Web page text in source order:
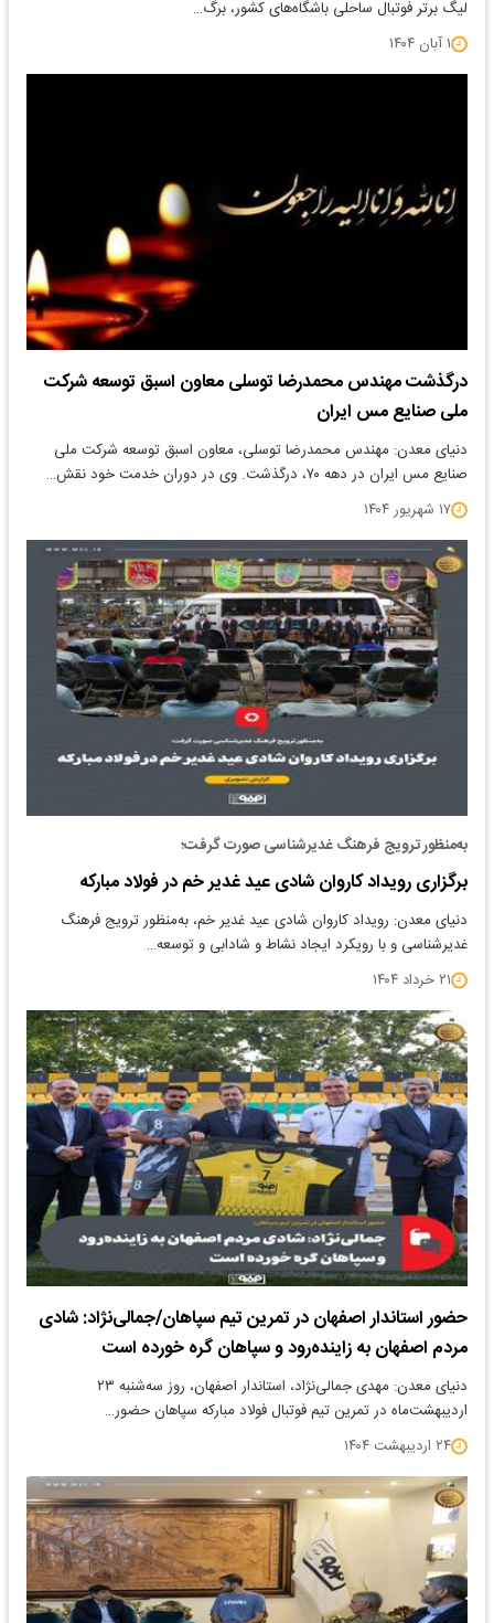
لیگ برتر فوتبال ساحلی باشگاه‌های کشور، برگ…
۱ آبان ۱۴۰۴
درگذشت مهندس محمدرضا توسلی معاون اسبق توسعه شرکت
ملی صنایع مس ایران
دنیای معدن: مهندس محمدرضا توسلی، معاون اسبق توسعه شرکت ملی
صنایع مس ایران در دهه‌ ۷۰، درگذشت. وی در دوران خدمت خود نقش…
۱۷ شهریور ۱۴۰۴
به‌منظور ترویج فرهنگ غدیرشناسی صورت گرفت؛
برگزاری رویداد کاروان شادی عید غدیر خم در فولاد مبارکه
دنیای معدن: رویداد کاروان شادی عید غدیر خم، به‌منظور ترویج فرهنگ
غدیرشناسی و با رویکرد ایجاد نشاط و شادابی و توسعه…
۲۱ خرداد ۱۴۰۴
حضور استاندار اصفهان در تمرین تیم سپاهان/جمالی‌نژاد: شادی
مردم اصفهان به زاینده‌رود و سپاهان گره خورده است
دنیای معدن: مهدی جمالی‌نژاد، استاندار اصفهان، روز سه‌شنبه ۲۳
اردیبهشت‌ماه در تمرین تیم فوتبال فولاد مبارکه سپاهان حضور…
۲۴ اردیبهشت ۱۴۰۴